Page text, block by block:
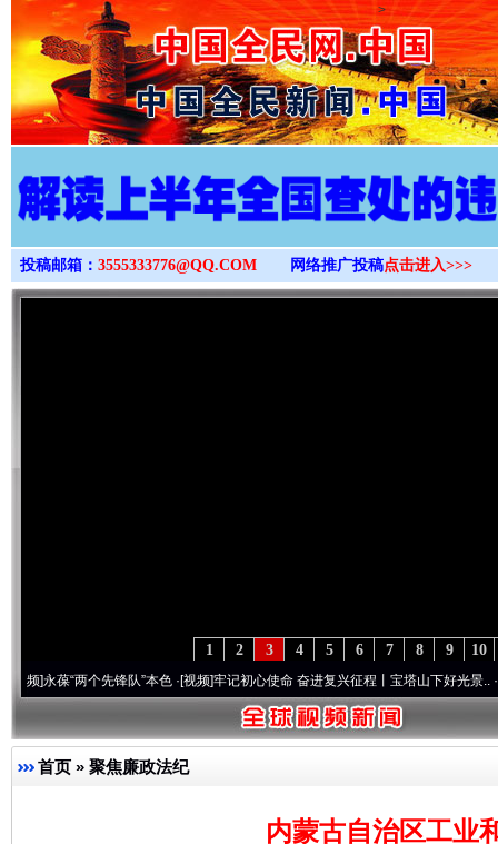
>
投稿邮箱： 3555333776@QQ.COM 网络推广投稿点击进入>>>
10
9
8
7
6
5
4
3
2
1
葆“两个先锋队”本色·[视频]牢记初心使命 奋进复兴征程丨宝塔山下好光景..·[视频]
首页 » 聚焦廉政法纪
内蒙古自治区工业